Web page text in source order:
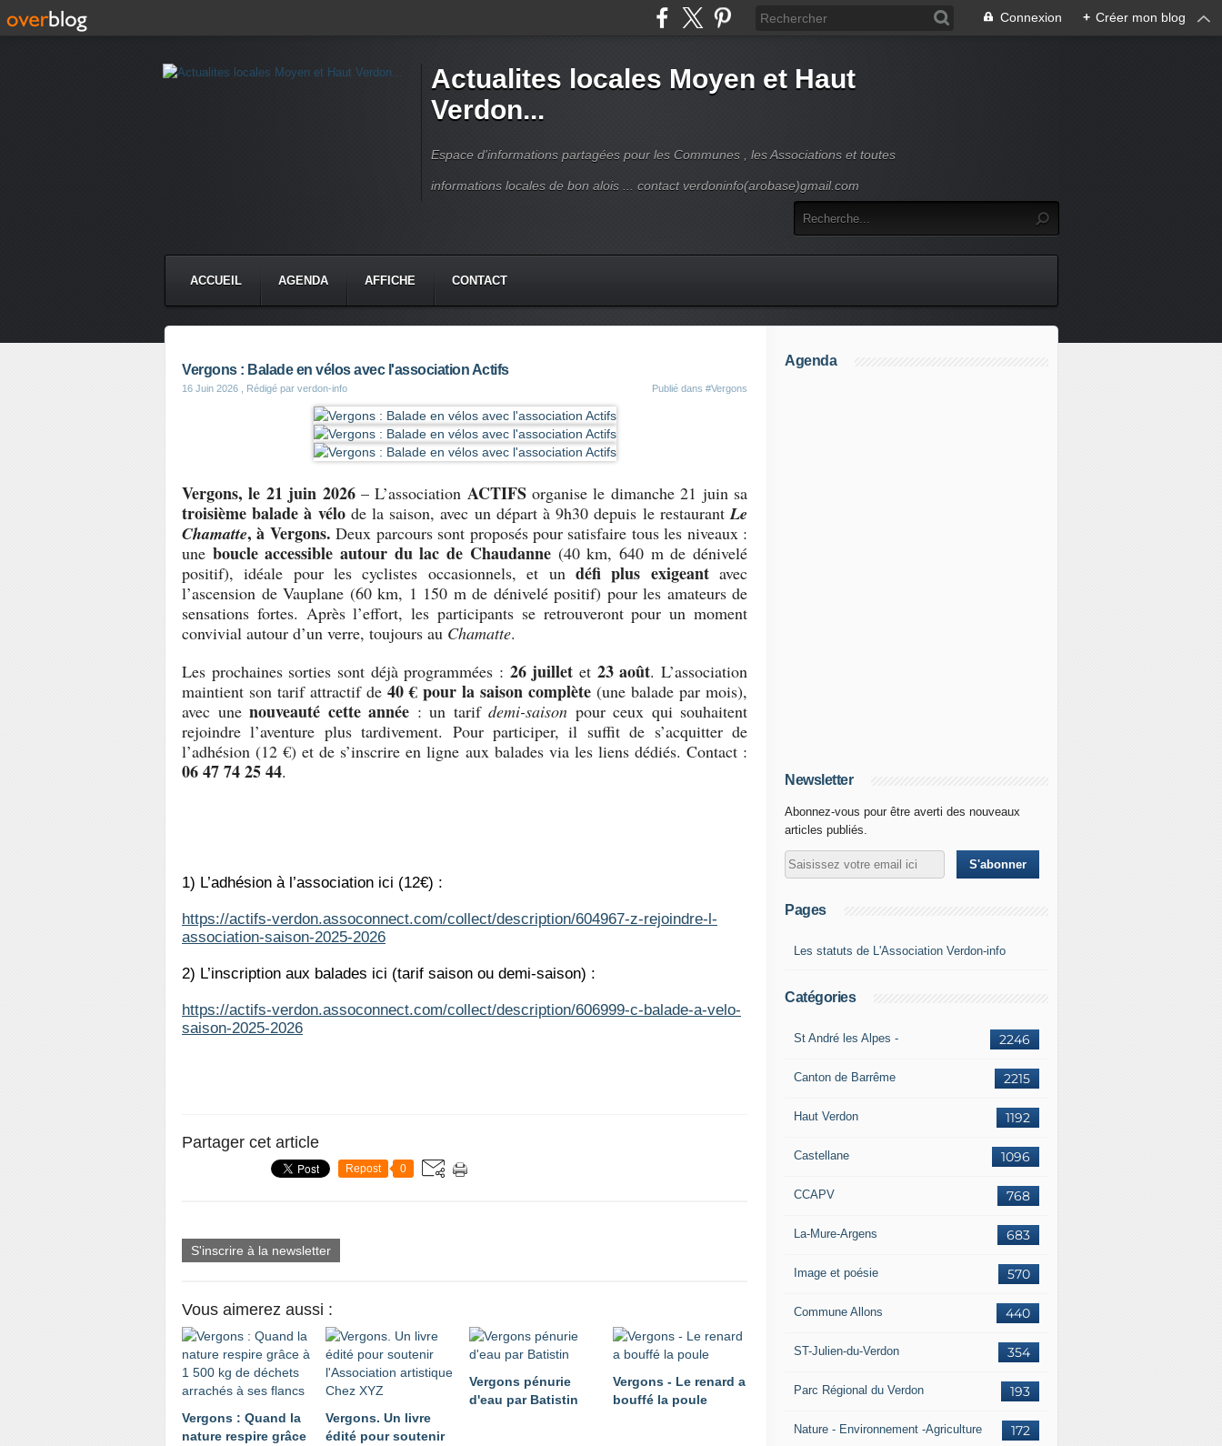
Connexion + Créer mon blog
Actualites locales Moyen et Haut
Verdon...
Espace d'informations partagées pour les Communes , les Associations et toutes
informations locales de bon alois ... contact verdoninfo(arobase)gmail.com
ACCUEIL AGENDA AFFICHE CONTACT
Vergons : Balade en vélos avec l'association Actifs
16 Juin 2026 , Rédigé par verdon-info Publié dans #Vergons
Vergons, le 21 juin 2026– L’association ACTIFSorganise le dimanche 21 juin sa
troisième balade à vélode la saison, avec un départ à 9h30 depuis le restaurantLe
Chamatte, à Vergons. Deux parcours sont proposés pour satisfaire tous les niveaux :
une boucle accessible autour du lac de Chaudanne(40 km, 640 m de dénivelé
positif), idéale pour les cyclistes occasionnels, et un défi plus exigeantavec
l’ascension de Vauplane (60 km, 1 150 m de dénivelé positif) pour les amateurs de
sensations fortes. Après l’effort, les participants se retrouveront pour un moment
convivial autour d’un verre, toujours au Chamatte.
Les prochaines sorties sont déjà programmées : 26 juillet et 23 août. L’association
maintient son tarif attractif de 40 € pour la saison complète (une balade par mois),
avec une nouveauté cette année : un tarif demi-saison pour ceux qui souhaitent
rejoindre l’aventure plus tardivement. Pour participer, il suffit de s’acquitter de
l’adhésion (12 €) et de s’inscrire en ligne aux balades via les liens dédiés. Contact :
06 47 74 25 44.
1) L’adhésion à l’association ici (12€) :
https://actifs-verdon.assoconnect.com/collect/description/604967-z-rejoindre-l-
association-saison-2025-2026
2) L’inscription aux balades ici (tarif saison ou demi-saison) :
https://actifs-verdon.assoconnect.com/collect/description/606999-c-balade-a-velo-
saison-2025-2026
Partager cet article
Repost 0
S'inscrire à la newsletter
Vous aimerez aussi :
Vergons : Quand la
nature respire grâce
Vergons. Un livre
édité pour soutenir
Vergons pénurie
d'eau par Batistin
Vergons - Le renard a
bouffé la poule
Agenda
Newsletter
Abonnez-vous pour être averti des nouveaux
articles publiés.
Pages
Les statuts de L'Association Verdon-info
Catégories
2246
St André les Alpes -
2215
Canton de Barrême
1192
Haut Verdon
1096
Castellane
768
CCAPV
683
La-Mure-Argens
570
Image et poésie
440
Commune Allons
354
ST-Julien-du-Verdon
193
Parc Régional du Verdon
172
Nature - Environnement -Agriculture